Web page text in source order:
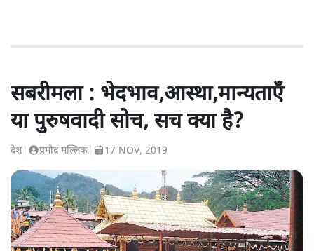
सबरीमला : भेदभाव,आस्था,मान्यताएँ
या पुरुषवादी सोच, सच क्या है?
देश प्रमोद मल्लिक 17 NOV, 2019